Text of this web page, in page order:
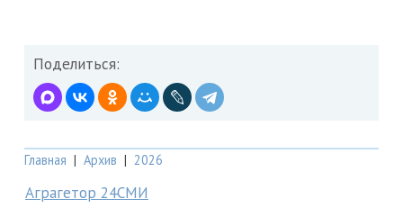
Поделиться:
Главная | Архив | 2026
Аграгетор 24СМИ